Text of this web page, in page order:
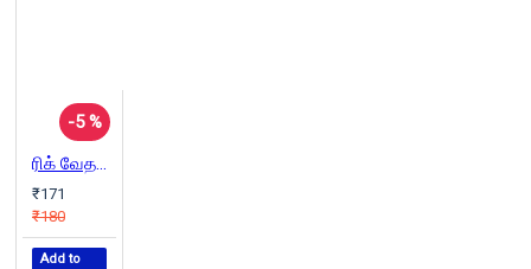
-5 %
ரிக் வேதகால ஆரியர்கள்
₹171
₹180
Add to